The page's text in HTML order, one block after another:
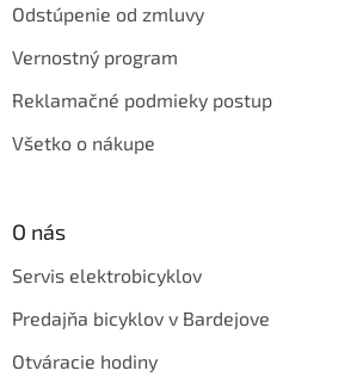
Odstúpenie od zmluvy
Vernostný program
Reklamačné podmieky postup
Všetko o nákupe
O nás
Servis elektrobicyklov
Predajňa bicyklov v Bardejove
Otváracie hodiny